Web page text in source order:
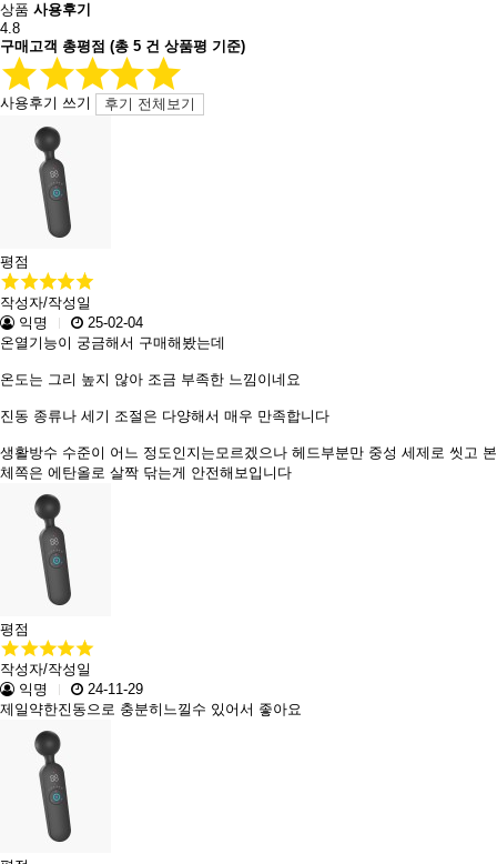
상품 사용후기
4.8
구매고객 총평점 (총 5 건 상품평 기준)
사용후기 쓰기 후기 전체보기
평점
작성자/작성일
익명
25-02-04
온열기능이 궁금해서 구매해봤는데
온도는 그리 높지 않아 조금 부족한 느낌이네요
진동 종류나 세기 조절은 다양해서 매우 만족합니다
생활방수 수준이 어느 정도인지는모르겠으나 헤드부분만 중성 세제로 씻고 본
체쪽은 에탄올로 살짝 닦는게 안전해보입니다
평점
작성자/작성일
익명
24-11-29
제일약한진동으로 충분히느낄수 있어서 좋아요